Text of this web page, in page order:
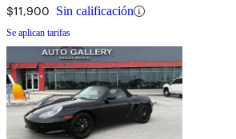
$11,900 Sin calificación
Se aplican tarifas